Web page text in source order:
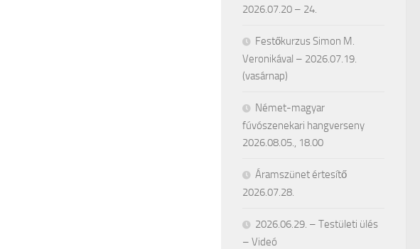
2026.07.20 – 24.
Festőkurzus Simon M.
Veronikával – 2026.07.19.
(vasárnap)
Német-magyar
fúvószenekari hangverseny
2026.08.05., 18.00
Áramszünet értesítő
2026.07.28.
2026.06.29. – Testületi ülés
– Videó